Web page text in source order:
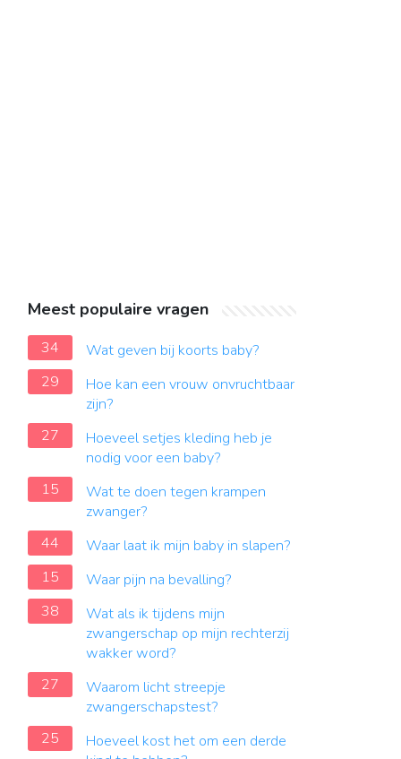
Meest populaire vragen
34
Wat geven bij koorts baby?
29
Hoe kan een vrouw onvruchtbaar
zijn?
27
Hoeveel setjes kleding heb je
nodig voor een baby?
15
Wat te doen tegen krampen
zwanger?
44
Waar laat ik mijn baby in slapen?
15
Waar pijn na bevalling?
38
Wat als ik tijdens mijn
zwangerschap op mijn rechterzij
wakker word?
27
Waarom licht streepje
zwangerschapstest?
25
Hoeveel kost het om een derde